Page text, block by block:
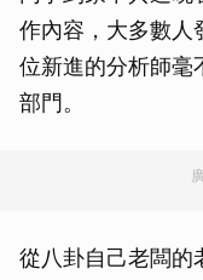
作內容，大多數人
位新進的分析師毫
部門。
從八卦自己老闆的